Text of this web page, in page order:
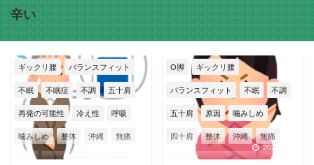
辛い
ギックリ腰 バランスフィット
不眠 不眠症 不調 五十肩
再発の可能性 冷え性 呼吸
噛みしめ 整体 沖縄 無痛
痛みに直接効く
O脚 ギックリ腰
バランスフィット 不眠 不調
五十肩 原因 噛みしめ
四十肩 整体 沖縄 無痛
痛みに直接効く 癒着
2026/7/22